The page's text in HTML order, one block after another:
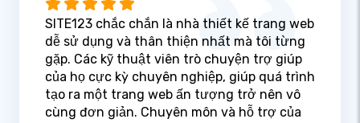
SITE123 chắc chắn là nhà thiết kế trang web
dễ sử dụng và thân thiện nhất mà tôi từng
gặp. Các kỹ thuật viên trò chuyện trợ giúp
của họ cực kỳ chuyên nghiệp, giúp quá trình
tạo ra một trang web ấn tượng trở nên vô
cùng đơn giản. Chuyên môn và hỗ trợ của